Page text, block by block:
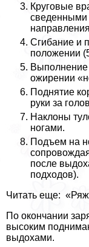
Круговые
сведенными
Сгибание и
положении
Выполнение
ожирении
Поднятие
руки за
Наклоны
ногами.
Подъем на
после
подходов).
Читать еще:
По окончании
высоким
выдохами.